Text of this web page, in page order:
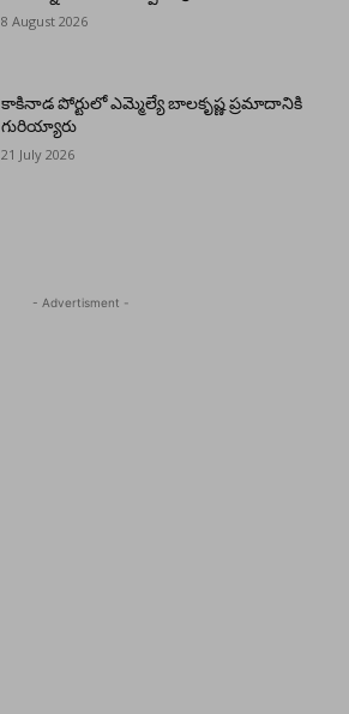
8 August 2026
కాకినాడ పోర్టులో ఎమ్మెల్యే బాలకృష్ణ ప్రమాదానికి
గురియ్యారు
21 July 2026
- Advertisment -